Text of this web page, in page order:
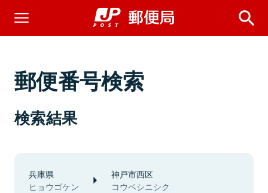
郵便番号検索
検索結果
兵庫県
ヒョウゴケン
神戸市西区
コウベシニシク